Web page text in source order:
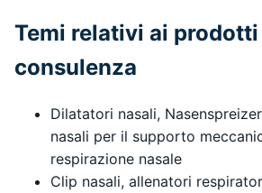
Temi relativi ai prodotti
consulenza
Dilatatori nasali,
nasali per il supporto
respirazione nasale
Clip nasali, allenatori